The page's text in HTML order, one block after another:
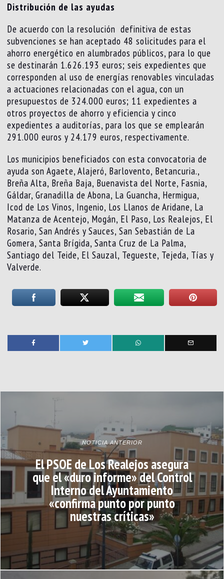
Distribución de las ayudas
De acuerdo con la resolución definitiva de estas
subvenciones se han aceptado 48 solicitudes para el
ahorro energético en alumbrados públicos, para lo que
se destinarán 1.626.193 euros; seis expedientes que
corresponden al uso de energías renovables vinculadas
a actuaciones relacionadas con el agua, con un
presupuestos de 324.000 euros; 11 expedientes a
otros proyectos de ahorro y eficiencia y cinco
expedientes a auditorías, para los que se emplearán
291.000 euros y 24.179 euros, respectivamente.
Los municipios beneficiados con esta convocatoria de
ayuda son Agaete, Alajeró, Barlovento, Betancuria.,
Breña Alta, Breña Baja, Buenavista del Norte, Fasnia,
Gáldar, Granadilla de Abona, La Guancha, Hermigua,
Icod de Los Vinos, Ingenio, Los Llanos de Aridane, La
Matanza de Acentejo, Mogán, El Paso, Los Realejos, El
Rosario, San Andrés y Sauces, San Sebastián de La
Gomera, Santa Brígida, Santa Cruz de La Palma,
Santiago del Teide, El Sauzal, Tegueste, Tejeda, Tías y
Valverde.
NOTICIA ANTERIOR
El PSOE de Los Realejos asegura
que el «duro informe» del Control
Interno del Ayuntamiento
«confirma punto por punto
nuestras críticas»